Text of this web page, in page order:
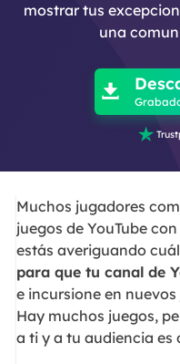
mostrar tus
una



Muchos jugadores
juegos de YouTube
estás averiguando
para que tu canal de
e incursione en
Hay muchos juegos,
a ti y a tu audiencia es